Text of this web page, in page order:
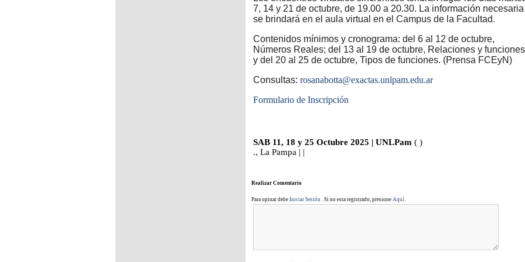
7, 14 y 21 de octubre, de 19.00 a 20.30. La información necesaria
se brindará en el aula virtual en el Campus de la Facultad.
Contenidos mínimos y cronograma: del 6 al 12 de octubre,
Números Reales; del 13 al 19 de octubre, Relaciones y
y del 20 al 25 de octubre, Tipos de funciones. (Prensa FCEyN)
Consultas: rosanabotta@exactas.unlpam.edu.ar
Formulario de Inscripción
SAB 11, 18 y 25 Octubre 2025 | UNLPam ( )
., La Pampa | |
Realizar Comentario
Para opinar debe Iniciar Sesión . Si no esta registrado, presione Aquí.